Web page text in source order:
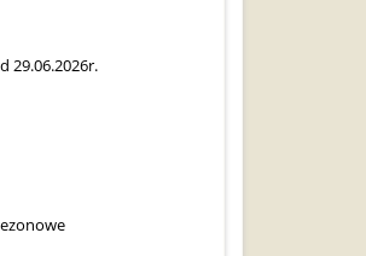
29.06.2026r.